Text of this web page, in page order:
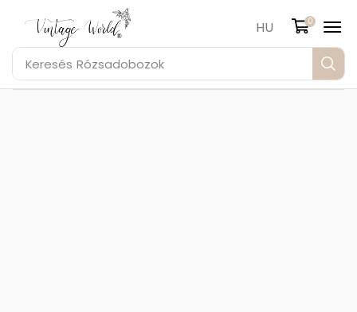
Keresés Rózsadobozok
HU 0